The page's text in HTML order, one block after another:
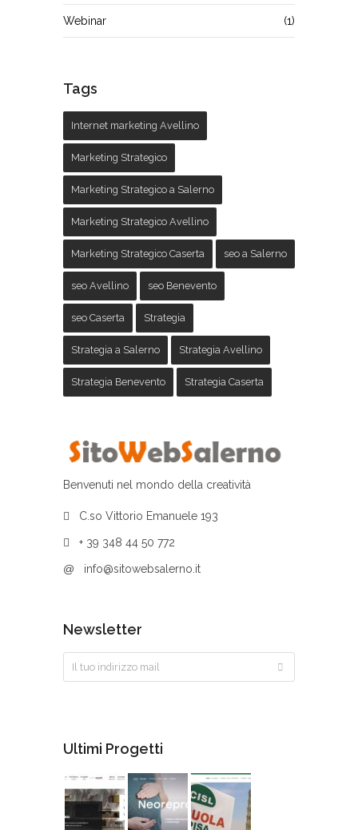
Webinar (1)
Tags
Internet marketing Avellino
Marketing Strategico
Marketing Strategico a Salerno
Marketing Strategico Avellino
Marketing Strategico Caserta seo a Salerno
seo Avellino seo Benevento
seo Caserta Strategia
Strategia a Salerno Strategia Avellino
Strategia Benevento Strategia Caserta
Benvenuti nel mondo della creatività
C.so Vittorio Emanuele 193
+ 39 348 44 50 772
@ info@sitowebsalerno.it
Newsletter
Ultimi Progetti